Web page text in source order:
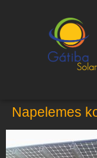
Napelemes